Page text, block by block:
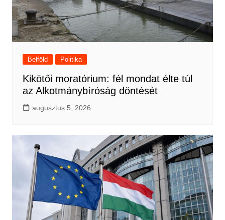
Belföld Politika
Kikötői moratórium: fél mondat élte túl
az Alkotmánybíróság döntését
augusztus 5, 2026